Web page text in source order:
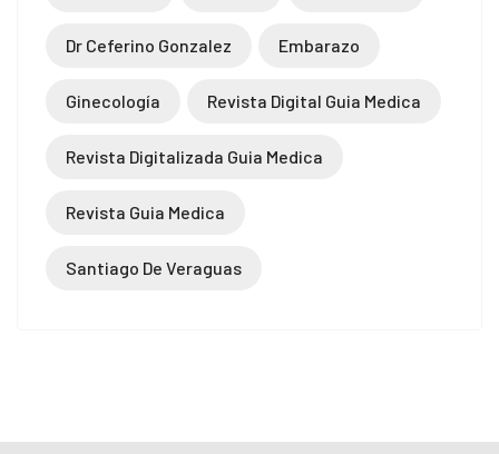
Dr Ceferino Gonzalez Embarazo
Ginecología Revista Digital Guia Medica
Revista Digitalizada Guia Medica
Revista Guia Medica
Santiago De Veraguas